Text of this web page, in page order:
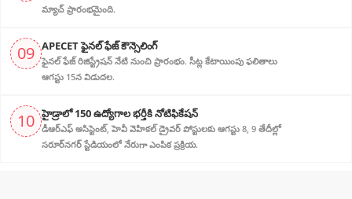
మ్యాచ్ ప్రారంభమైంది.
09 APECET ఫైనల్ ఫేజ్ కౌన్సెలింగ్
ఫైనల్ ఫేజ్ రిజిస్ట్రేషన్ నేటి నుంచి ప్రారంభం. సీట్ల కేటాయింపు ఫలితాలు
ఆగస్టు 15న విడుదల.
10 హైడ్రాలో 150 ఉద్యోగాల భర్తీకి నోటిఫికేషన్
డీఆర్‌ఎఫ్ అసిస్టెంట్, హెవీ వెహికల్ డ్రైవర్ పోస్టులకు ఆగస్టు 8, 9 తేదీల్లో
సరూర్‌నగర్ స్టేడియంలో నేరుగా ఎంపిక ప్రక్రియ.